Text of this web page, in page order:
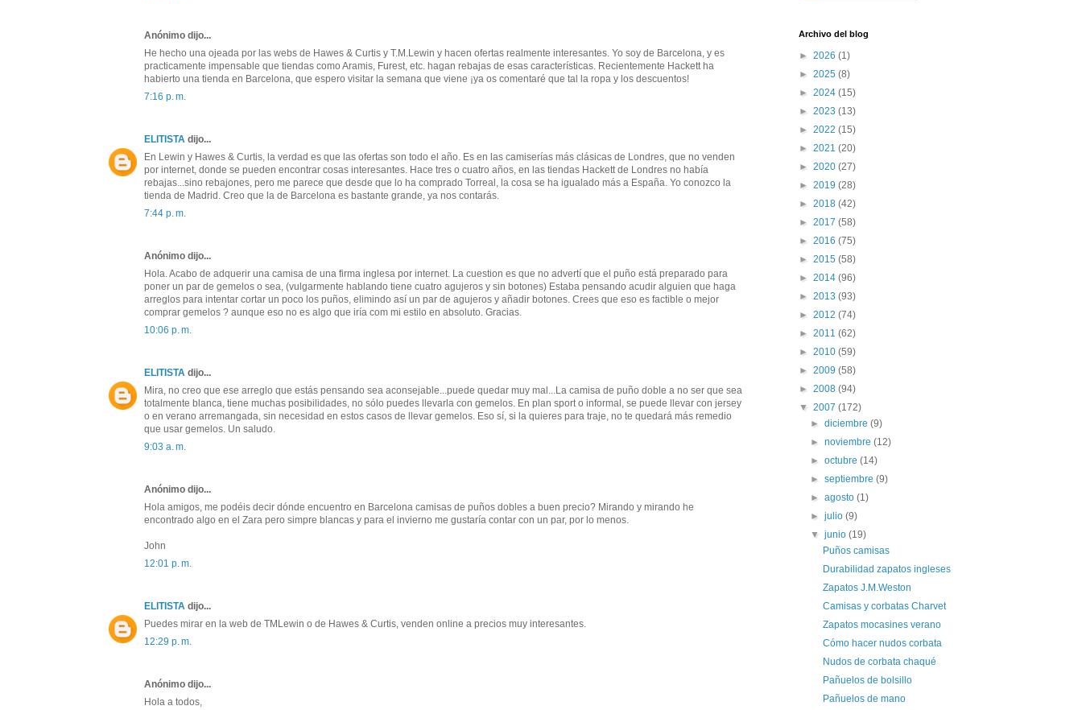
Anónimo dijo...
He hecho una ojeada por las webs de Hawes & Curtis y T.M.Lewin y hacen ofertas realmente interesantes. Yo soy de Barcelona, y es
practicamente impensable que tiendas como Aramis, Furest, etc. hagan rebajas de esas características. Recientemente Hackett ha
habierto una tienda en Barcelona, que espero visitar la semana que viene ¡ya os comentaré que tal la ropa y los descuentos!
7:16 p. m.
ELITISTA dijo...
En Lewin y Hawes & Curtis, la verdad es que las ofertas son todo el año. Es en las camiserías más clásicas de Londres, que no venden
por internet, donde se pueden encontrar cosas interesantes. Hace tres o cuatro años, en las tiendas Hackett de Londres no había
rebajas...sino rebajones, pero me parece que desde que lo ha comprado Torreal, la cosa se ha igualado más a España. Yo conozco la
tienda de Madrid. Creo que la de Barcelona es bastante grande, ya nos contarás.
7:44 p. m.
Anónimo dijo...
Hola. Acabo de adquerir una camisa de una firma inglesa por internet. La cuestion es que no advertí que el puño está preparado para
poner un par de gemelos o sea, (vulgarmente hablando tiene cuatro agujeros y sin botones) Estaba pensando acudir alguien que haga
arreglos para intentar cortar un poco los puños, elimindo así un par de agujeros y añadir botones. Crees que eso es factible o mejor
comprar gemelos ? aunque eso no es algo que iría com mi estilo en absoluto. Gracias.
10:06 p. m.
ELITISTA dijo...
Mira, no creo que ese arreglo que estás pensando sea aconsejable...puede quedar muy mal...La camisa de puño doble a no ser que sea
totalmente blanca, tiene muchas posibilidades, no sólo puedes llevarla con gemelos. En plan sport o informal, se puede llevar con jersey
o en verano arremangada, sin necesidad en estos casos de llevar gemelos. Eso sí, si la quieres para traje, no te quedará más remedio
que usar gemelos. Un saludo.
9:03 a. m.
Anónimo dijo...
Hola amigos, me podéis decir dónde encuentro en Barcelona camisas de puños dobles a buen precio? Mirando y mirando he
encontrado algo en el Zara pero simpre blancas y para el invierno me gustaría contar con un par, por lo menos.
John
12:01 p. m.
ELITISTA dijo...
Puedes mirar en la web de TMLewin o de Hawes & Curtis, venden online a precios muy interesantes.
12:29 p. m.
Anónimo dijo...
Hola a todos,
Archivo del blog
► 2026 (1)
► 2025 (8)
► 2024 (15)
► 2023 (13)
► 2022 (15)
► 2021 (20)
► 2020 (27)
► 2019 (28)
► 2018 (42)
► 2017 (58)
► 2016 (75)
► 2015 (58)
► 2014 (96)
► 2013 (93)
► 2012 (74)
► 2011 (62)
► 2010 (59)
► 2009 (58)
► 2008 (94)
▼ 2007 (172)
►diciembre(9)
►noviembre(12)
►octubre(14)
►septiembre(9)
►agosto(1)
►julio(9)
▼junio(19)
Puños camisas
Durabilidad zapatos ingleses
Zapatos J.M.Weston
Camisas y corbatas Charvet
Zapatos mocasines verano
Cómo hacer nudos corbata
Nudos de corbata chaqué
Pañuelos de bolsillo
Pañuelos de mano